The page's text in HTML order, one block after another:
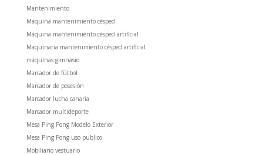
Mantenimiento
Máquina mantenimiento césped
Máquina mantenimiento césped artificial
Maquinaria mantenimiento césped artificial
máquinas gimnasio
Marcador de fútbol
Marcador de posesión
Marcador lucha canaria
Marcador multideporte
Mesa Ping Pong Modelo Exterior
Mesa Ping Pong uso publico
Mobiliario vestuario